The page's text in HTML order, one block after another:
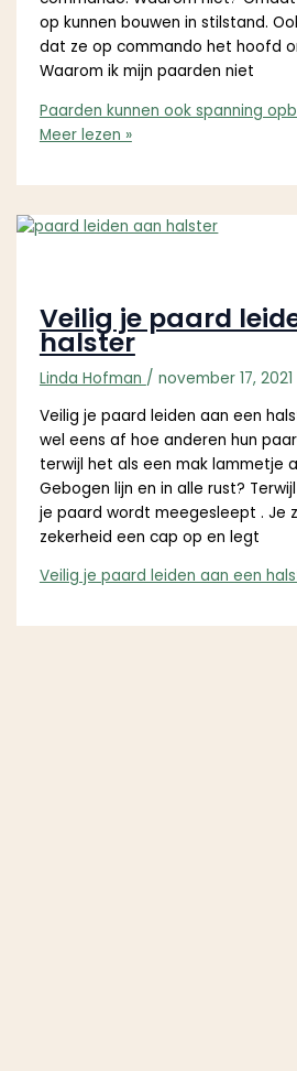
op kunnen bouwen in stilstand.
dat ze op commando het hoofd
Waarom ik mijn paarden niet
Paarden kunnen ook spanning
Meer lezen »
Veilig je paard
halster
Linda Hofman / november 17, 2021
Veilig je paard leiden aan een
wel eens af hoe anderen hun
terwijl het als een mak lammetje
Gebogen lijn en in alle rust?
je paard wordt meegesleept . Je
zekerheid een cap op en legt
Veilig je paard leiden aan een